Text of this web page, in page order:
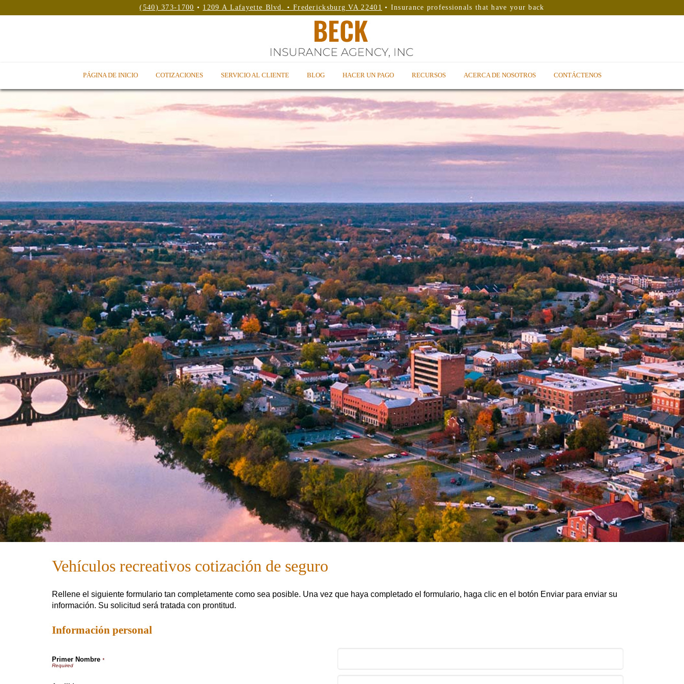
(540) 373-1700 • 1209 A Lafayette Blvd. • Fredericksburg VA 22401 • Insurance professionals that have your back
PÁGINA DE INICIO COTIZACIONES SERVICIO AL CLIENTE BLOG HACER UN PAGO RECURSOS ACERCA DE NOSOTROS CONTÁCTENOS
Vehículos recreativos cotización de seguro
Rellene el siguiente formulario tan completamente como sea posible. Una vez que haya completado el formulario, haga clic en el botón Enviar para enviar su
información. Su solicitud será tratada con prontitud.
Información personal
Primer Nombre *